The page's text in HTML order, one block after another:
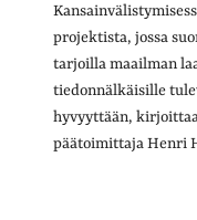
projektista, jossa
tarjoilla maailman
tiedonnälkäisille
hyvyyttään,
päätoimittaja Henri